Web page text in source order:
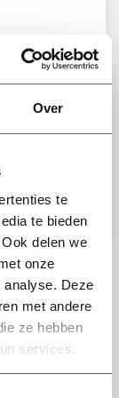
Over
te
te bieden
delen we
onze
analyse. Deze
met andere
ze hebben
services.